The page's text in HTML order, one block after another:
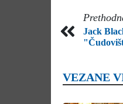
Jack
VEZANE